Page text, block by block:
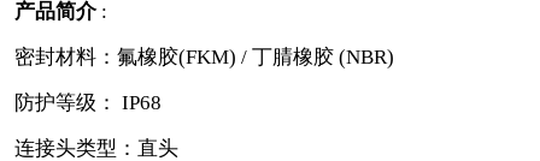
产品简介:
密封材料：氟橡胶(FKM) / 丁腈橡胶 (NBR)
防护等级： IP68
连接头类型：直头